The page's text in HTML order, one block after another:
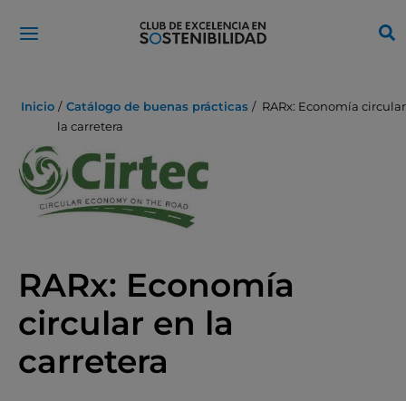
Inicio Catálogo de buenas prácticas
RARx: Economía
la carretera
RARx: Economía
circular en la
carretera